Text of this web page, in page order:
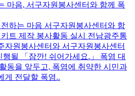
마음, 서구자원봉사센터와 함께 폭
하는 마음 서구자원봉사센터와 함
트 제작 봉사활동 실시 전남광주통
자원봉사센터와 서구자원봉사센터
행될 「잠깐! 쉬어가세요.」 폭염 대
동을 앞두고, 폭염에 취약한 시민과
게 전달할 폭염..